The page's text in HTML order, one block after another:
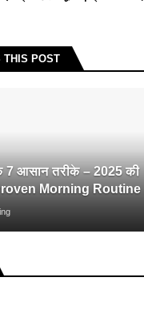
THIS POST
7 आसान तरीके – 2025 की
Morning Routine